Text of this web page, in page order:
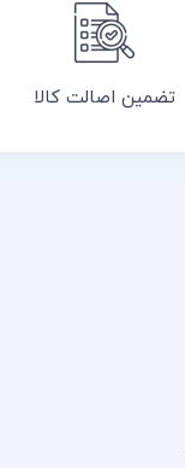
تضمین اصالت کالا